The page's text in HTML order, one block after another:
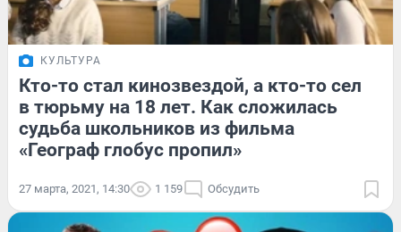
КУЛЬТУРА
Кто-то стал кинозвездой, а кто-то сел
в тюрьму на 18 лет. Как сложилась
судьба школьников из фильма
«Географ глобус пропил»
27 марта, 2021, 14:30 1 159 Обсудить